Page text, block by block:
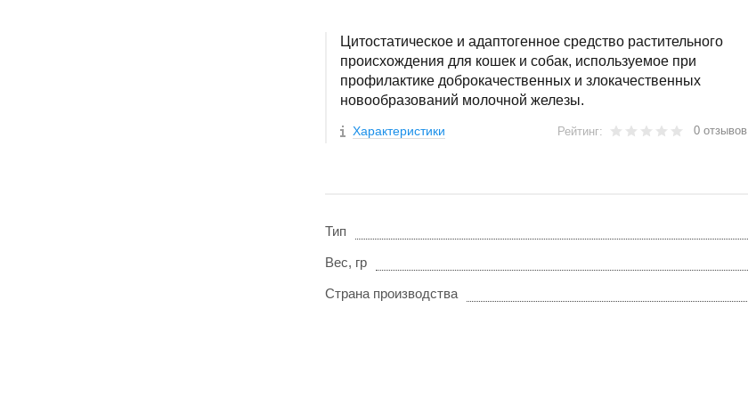
Цитостатическое и адаптогенное средство растительного
происхождения для кошек и собак, используемое при
профилактике доброкачественных и злокачественных
новообразований молочной железы.
Характеристики Рейтинг: 0 отзывов
Тип
Вес, гр
Страна производства